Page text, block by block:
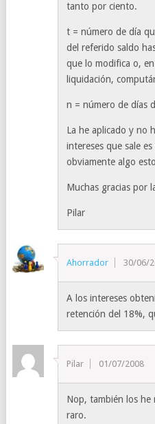
tanto por ciento.
t = número de día
del referido saldo
que lo modifica o,
liquidación,
n = número de días
La he aplicado y no
intereses que sale
obviamente algo
Muchas gracias por
Pilar
Ahorrador 30/06/
A los intereses
retención del 18%,
Pilar 01/07/2008
Nop, también los he
raro.